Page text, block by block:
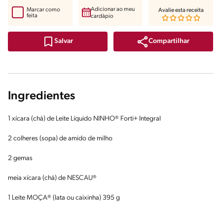
Salvar Compartilhar
Marcar como
feita
Adicionar ao meu
cardápio
Avalie esta receita
Ingredientes
1 xícara (chá) de Leite Líquido NINHO® Forti+ Integral
2 colheres (sopa) de amido de milho
2 gemas
meia xícara (chá) de NESCAU®
1 Leite MOÇA® (lata ou caixinha) 395 g